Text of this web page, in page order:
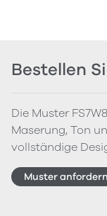
Bestellen
Die Muster
Maserung, Ton
vollständige
Muster anfordern